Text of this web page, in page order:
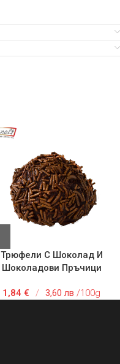
Трюфели С Шоколад И
Шоколадови Пръчици
1,84 € / 3,60 лв /100g